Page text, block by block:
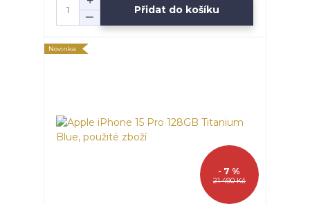
Přidat do košíku
Novinka
21 490 Kč
- 7 %